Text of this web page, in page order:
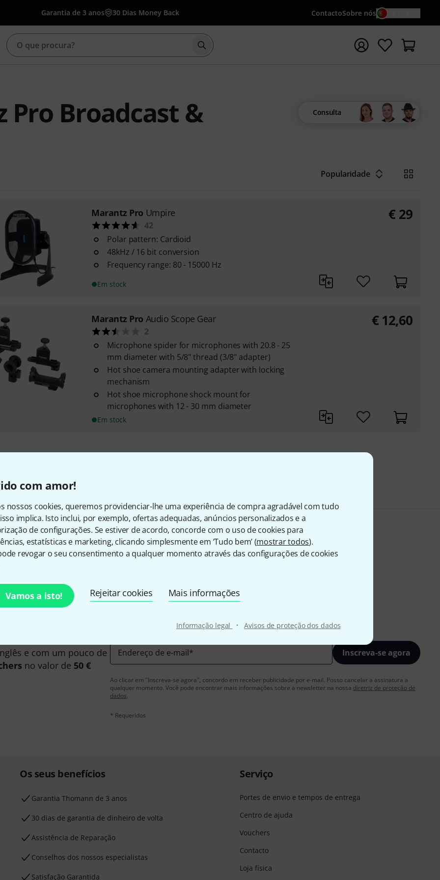
com amor!
nossos cookies, queremos providenciar-lhe uma experiência de compra agradável com tudo
implica. Isto inclui, por exemplo, ofertas adequadas, anúncios personalizados e a
de configurações. Se estiver de acordo, concorde com o uso de cookies para
estatísticas e marketing, clicando simplesmente em ‘Tudo bem’ (mostrar todos).
revogar o seu consentimento a qualquer momento através das configurações de cookies
Vamos a isto! Rejeitar cookies Mais informações
Informação legal · Avisos de proteção dos dados
Garantia de 3 anos 30 Dias Money Back ContactoSobre nós
Iniciar pesquisa com o termo de pesquisa {searchTerm}
Pro Broadcast &
Consulta
Popularidade
Marantz Pro Umpire
42
Polar pattern: Cardioid
48kHz / 16 bit conversion
Frequency range: 80 - 15000 Hz
Em stock
€ 29
Marantz Pro Audio Scope Gear
2
Microphone spider for microphones with 20.8 - 25
mm diameter with 5/8" thread (3/8" adapter)
Hot shoe camera mounting adapter with locking
mechanism
Hot shoe microphone shock mount for
microphones with 12 - 30 mm diameter
Em stock
€ 12,60
Gosta do que vê?
e com um pouco de
no valor de 50 €
Endereço de e-mail* Inscreva-se agora
Ao clicar em "Inscreva-se agora", concordo em receber publicidade por e-mail. Posso cancelar a assinatura a
qualquer momento. Você pode encontrar mais informações sobre a newsletter na nossa diretriz de proteção de
dados.
* Requeridos
Os seus benefícios
Garantia Thomann de 3 anos
30 dias de garantia de dinheiro de volta
Assistência de Reparação
Conselhos dos nossos especialistas
Satisfação Garantida
Serviço
Portes de envio e tempos de entrega
Centro de ajuda
Vouchers
Contacto
Loja física